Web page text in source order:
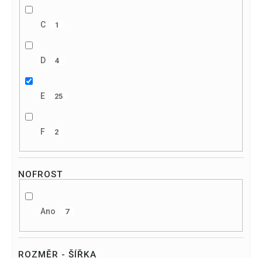
C 1
D 4
E 25
F 2
NOFROST
Ano 7
ROZMĚR - ŠÍŘKA